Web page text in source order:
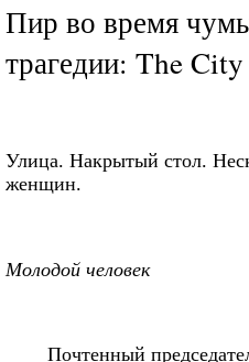
Пир во время
трагедии: The
Улица. Накрытый стол.
женщин.
Молодой человек
Почтенный